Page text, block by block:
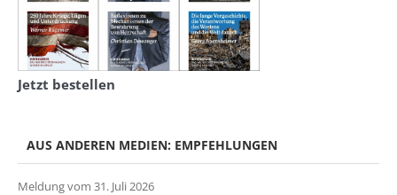
Jetzt bestellen
AUS ANDEREN MEDIEN: EMPFEHLUNGEN
Meldung vom 31. Juli 2026